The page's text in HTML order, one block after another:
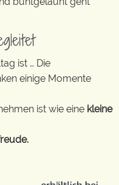
ist … Die
einige Momente
ist wie eine kleine